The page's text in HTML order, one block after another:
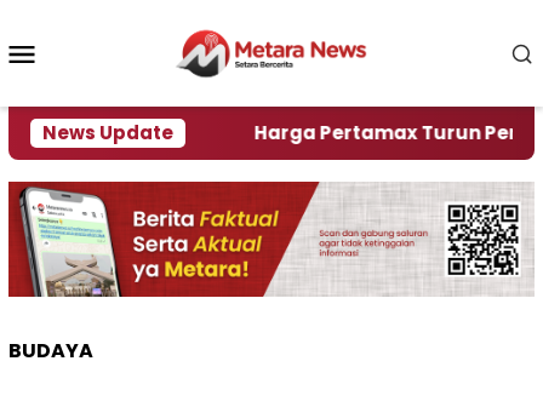
konten
News Update
Krisi Air Harga Pertamax Turun Per Hari
BUDAYA